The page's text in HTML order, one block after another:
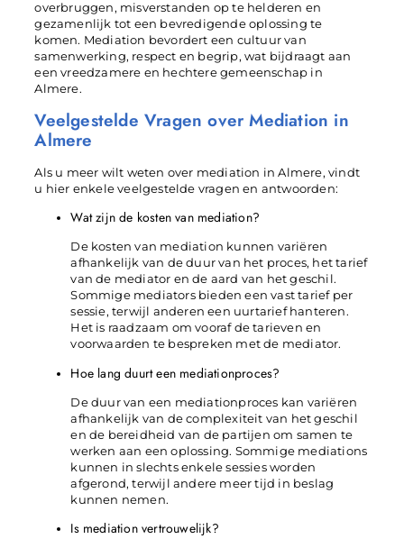
overbruggen, misverstanden op te helderen en
gezamenlijk tot een bevredigende oplossing te
komen. Mediation bevordert een cultuur van
samenwerking, respect en begrip, wat bijdraagt aan
een vreedzamere en hechtere gemeenschap in
Almere.
Veelgestelde Vragen over Mediation in
Almere
Als u meer wilt weten over mediation in Almere, vindt
u hier enkele veelgestelde vragen en antwoorden:
Wat zijn de kosten van mediation?
De kosten van mediation kunnen variëren
afhankelijk van de duur van het proces, het tarief
van de mediator en de aard van het geschil.
Sommige mediators bieden een vast tarief per
sessie, terwijl anderen een uurtarief hanteren.
Het is raadzaam om vooraf de tarieven en
voorwaarden te bespreken met de mediator.
Hoe lang duurt een mediationproces?
De duur van een mediationproces kan variëren
afhankelijk van de complexiteit van het geschil
en de bereidheid van de partijen om samen te
werken aan een oplossing. Sommige mediations
kunnen in slechts enkele sessies worden
afgerond, terwijl andere meer tijd in beslag
kunnen nemen.
Is mediation vertrouwelijk?